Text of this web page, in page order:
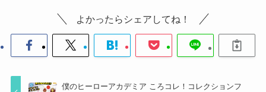
よかったらシェアしてね！
僕のヒーローアカデミア ころコレ！コレクションフ